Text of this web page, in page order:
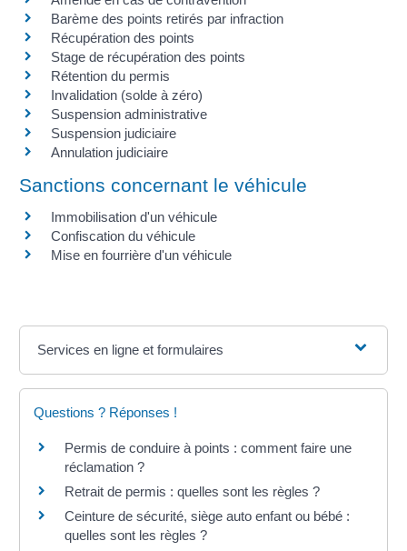
Barème des points retirés par infraction
Récupération des points
Stage de récupération des points
Rétention du permis
Invalidation (solde à zéro)
Suspension administrative
Suspension judiciaire
Annulation judiciaire
Sanctions concernant le véhicule
Immobilisation d'un véhicule
Confiscation du véhicule
Mise en fourrière d'un véhicule
Services en ligne et formulaires
Questions ? Réponses !
Permis de conduire à points : comment faire une
réclamation ?
Retrait de permis : quelles sont les règles ?
Ceinture de sécurité, siège auto enfant ou bébé :
quelles sont les règles ?